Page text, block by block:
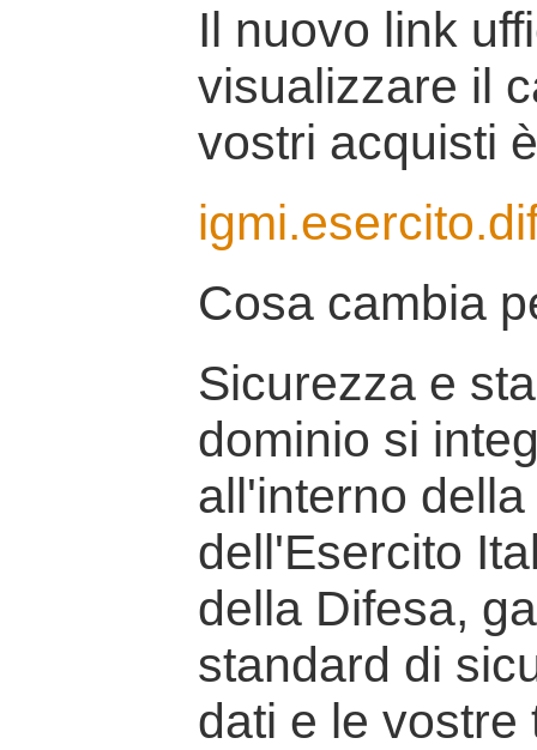
Il nuovo link
visualizzare il
vostri acquisti
Cosa cambia
Sicurezza e
dominio si
all'interno
dell'Esercito
della Difesa,
standard di
dati e le vostre